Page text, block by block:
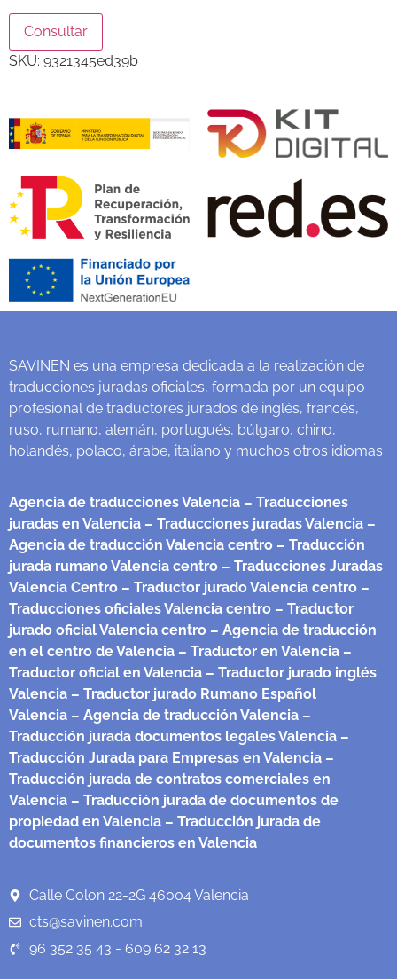
Consultar
SKU: 9321345ed39b
SAVINEN es una empresa dedicada a la realización de
traducciones juradas oficiales, formada por un equipo
profesional de traductores jurados de inglés, francés,
ruso, rumano, alemán, portugués, búlgaro, chino,
holandés, polaco, árabe, italiano y muchos otros idiomas
Agencia de traducciones Valencia – Traducciones
juradas en Valencia – Traducciones juradas Valencia –
Agencia de traducción Valencia centro – Traducción
jurada rumano Valencia centro – Traducciones Juradas
Valencia Centro – Traductor jurado Valencia centro –
Traducciones oficiales Valencia centro – Traductor
jurado oficial Valencia centro – Agencia de traducción
en el centro de Valencia – Traductor en Valencia –
Traductor oficial en Valencia – Traductor jurado inglés
Valencia – Traductor jurado Rumano Español
Valencia – Agencia de traducción Valencia –
Traducción jurada documentos legales Valencia –
Traducción Jurada para Empresas en Valencia –
Traducción jurada de contratos comerciales en
Valencia – Traducción jurada de documentos de
propiedad en Valencia – Traducción jurada de
documentos financieros en Valencia
Calle Colon 22-2G 46004 Valencia
cts@savinen.com
96 352 35 43 - 609 62 32 13